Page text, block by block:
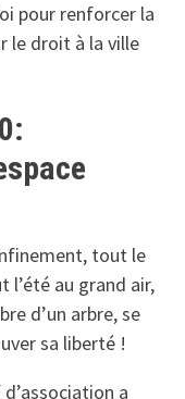
pour renforcer la
le droit à la ville
tout le
l’été au grand air,
d’un arbre, se
sa liberté !
a